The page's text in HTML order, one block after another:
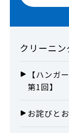
クリーニン
【ハンガ
第1回】
お詫びと